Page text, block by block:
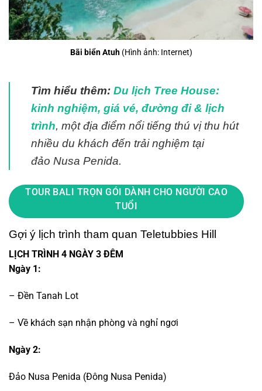
Bãi biển Atuh (Hình ảnh: Internet)
Tìm hiểu thêm: Du lịch Tree House:
kinh nghiệm, giá vé, đường đi & lịch
trình, một địa điểm nổi tiếng thú vị thu hút
nhiều du khách đến trải nghiệm tại
đảo Nusa Penida.
TOUR BALI TRỌN GÓI DÀNH CHO NGƯỜI CAO
TUỔI
Gợi ý lịch trình tham quan Teletubbies Hill
LỊCH TRÌNH 4 NGÀY 3 ĐÊM
Ngày 1:
– Đền Tanah Lot
– Về khách sạn nhận phòng và nghỉ ngơi
Ngày 2:
Đảo Nusa Penida (Đông Nusa Penida)